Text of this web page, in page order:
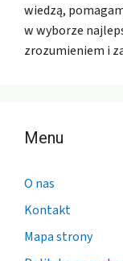
wiedzą,
w wyborze
zrozumieniem i
Menu
O nas
Kontakt
Mapa strony